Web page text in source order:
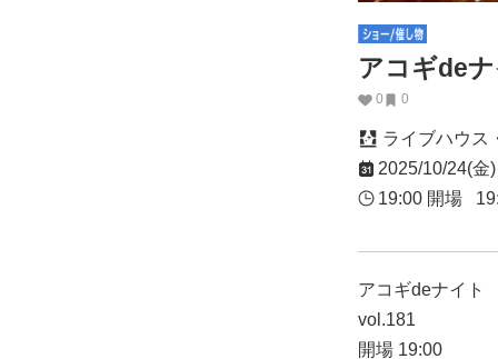
アコギde
0 0
ライブハウス
2025/10/24(金)
19:00 開場
アコギdeナイト
vol.181
開場 19:00